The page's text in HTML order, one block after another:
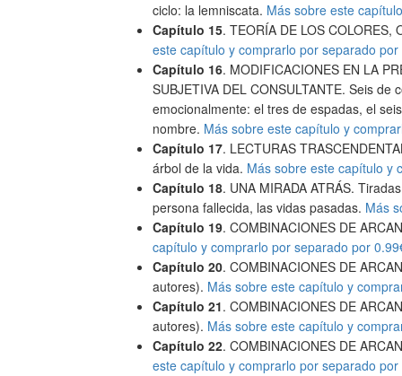
ciclo: la lemniscata. Más sobre este
Capítulo 15. TEORÍA DE LOS
este capítulo y comprarlo por separado por
Capítulo 16. MODIFICACIONES EN LA
SUBJETIVA DEL CONSULTANTE. Seis
emocionalmente: el tres de espadas, el
nombre. Más sobre este capítulo y
Capítulo 17. LECTURAS
árbol de la vida. Más sobre este capítulo y
Capítulo 18. UNA MIRADA ATRÁS.
persona fallecida, las vidas pasadas. Más
Capítulo 19. COMBINACIONES DE
capítulo y comprarlo por separado por
Capítulo 20. COMBINACIONES DE
autores). Más sobre este capítulo y
Capítulo 21. COMBINACIONES DE
autores). Más sobre este capítulo y
Capítulo 22. COMBINACIONES DE
este capítulo y comprarlo por separado por